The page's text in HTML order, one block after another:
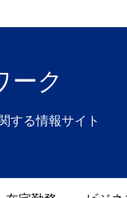
ーク
する情報サイト